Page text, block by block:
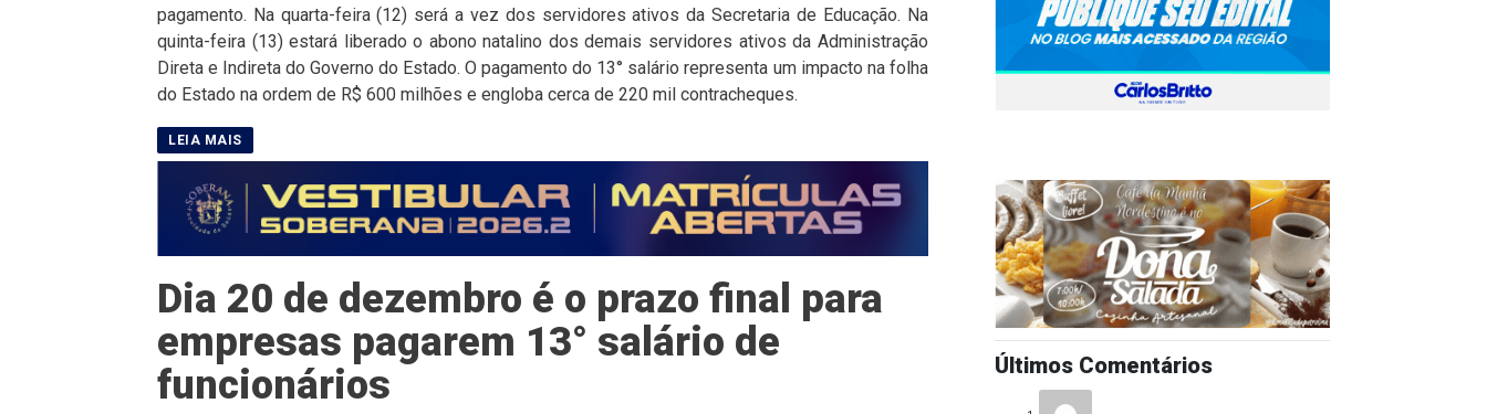
pagamento. Na quarta-feira (12) será a vez dos servidores ativos da Secretaria de Educação. Na
quinta-feira (13) estará liberado o abono natalino dos demais servidores ativos da Administração
Direta e Indireta do Governo do Estado. O pagamento do 13° salário representa um impacto na folha
do Estado na ordem de R$ 600 milhões e engloba cerca de 220 mil contracheques.
Dia 20 de dezembro é o prazo final para
empresas pagarem 13° salário de
funcionários
Últimos Comentários